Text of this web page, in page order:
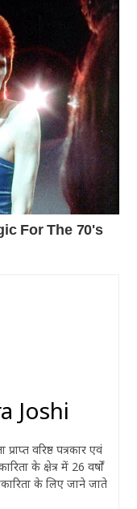
Joshi
वरिष्ठ पत्रकार एवं
के क्षेत्र में 26 वर्षों
के लिए जाने जाते